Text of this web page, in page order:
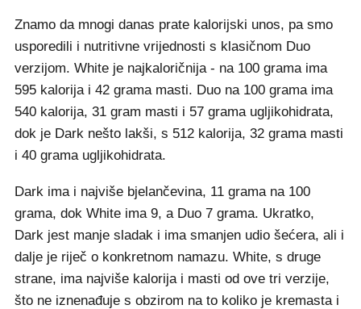
Znamo da mnogi danas prate kalorijski unos, pa smo
usporedili i nutritivne vrijednosti s klasičnom Duo
verzijom. White je najkaloričnija - na 100 grama ima
595 kalorija i 42 grama masti. Duo na 100 grama ima
540 kalorija, 31 gram masti i 57 grama ugljikohidrata,
dok je Dark nešto lakši, s 512 kalorija, 32 grama masti
i 40 grama ugljikohidrata.
Dark ima i najviše bjelančevina, 11 grama na 100
grama, dok White ima 9, a Duo 7 grama. Ukratko,
Dark jest manje sladak i ima smanjen udio šećera, ali i
dalje je riječ o konkretnom namazu. White, s druge
strane, ima najviše kalorija i masti od ove tri verzije,
što ne iznenađuje s obzirom na to koliko je kremasta i